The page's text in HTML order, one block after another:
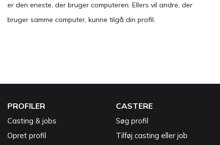
er den eneste, der bruger computeren. Ellers vil andre, der
bruger samme computer, kunne tilgå din profil.
PROFILER
Casting & jobs
Opret profil
CASTERE
Søg profil
Tilføj casting eller job